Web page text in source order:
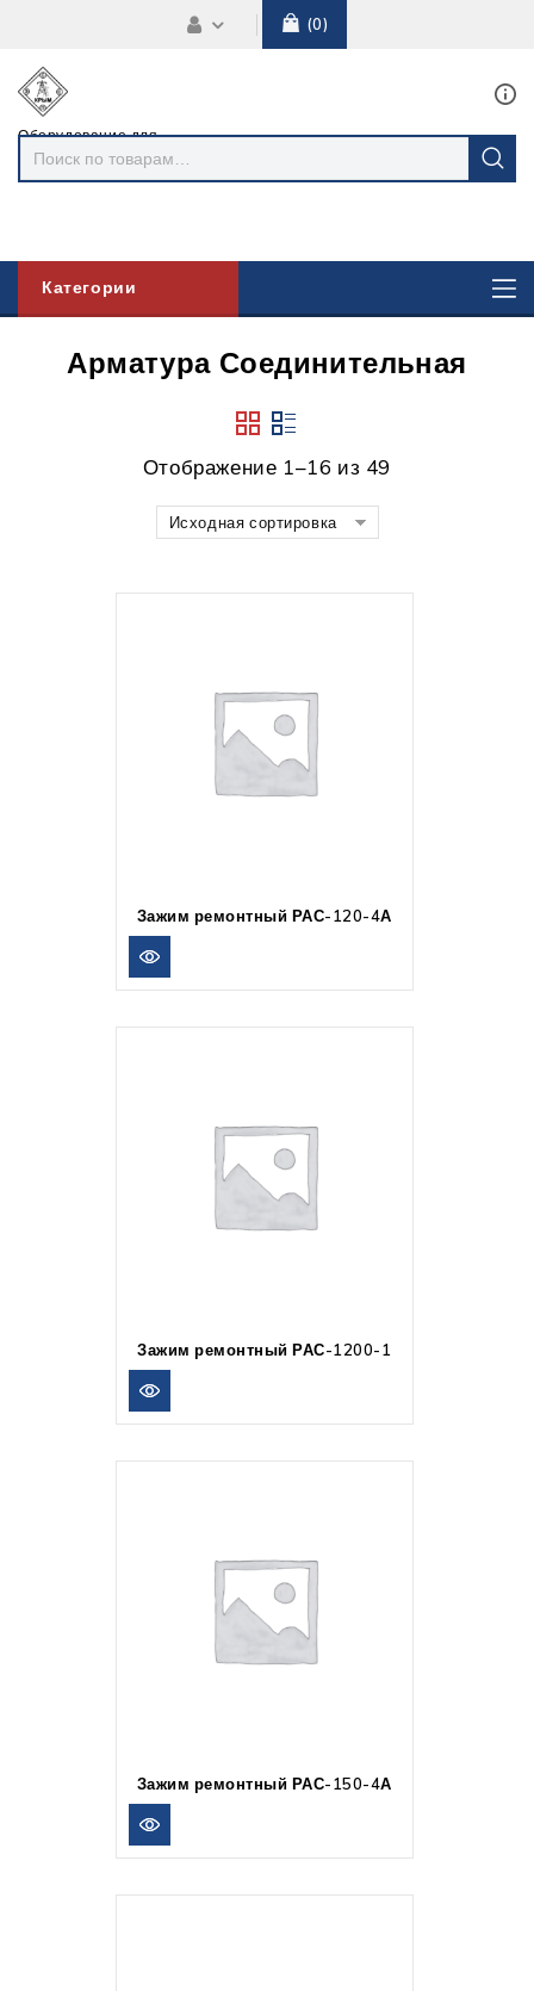
0
Оборудование для
линий
электропередач
Категории
Арматура Соединительная
Отображение 1–16 из 49
Исходная сортировка
Зажим ремонтный РАС-120-4А
Зажим ремонтный РАС-1200-1
Зажим ремонтный РАС-150-4А